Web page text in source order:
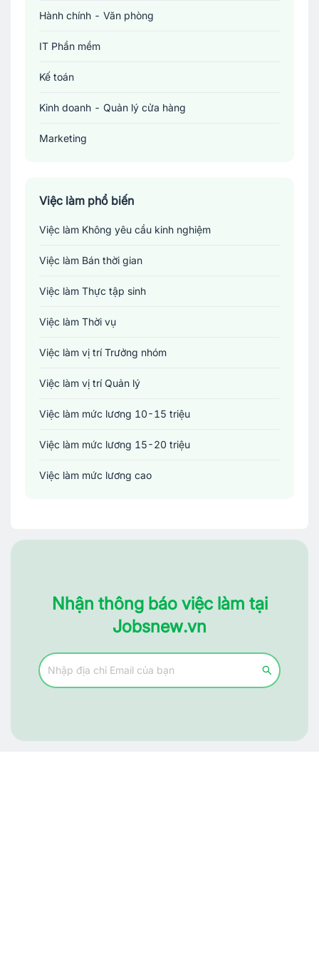
Hành chính - Văn phòng
IT Phần mềm
Kế toán
Kinh doanh - Quản lý cửa hàng
Marketing
Tài chính - Đầu tư - Chứng khoán
Xây dựng
Y tế - Chăm sóc sức khỏe
Việc làm phổ biến
Việc làm Không yêu cầu kinh nghiệm
Việc làm Bán thời gian
Việc làm Thực tập sinh
Việc làm Thời vụ
Việc làm vị trí Trưởng nhóm
Việc làm vị trí Quản lý
Việc làm mức lương 10-15 triệu
Việc làm mức lương 15-20 triệu
Việc làm mức lương cao
Nhận thông báo việc làm tại
Jobsnew.vn